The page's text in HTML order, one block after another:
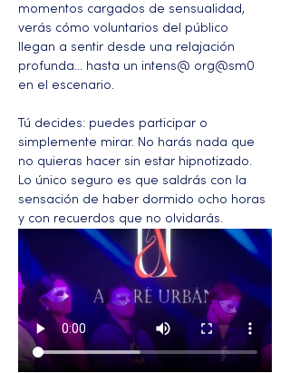
momentos cargados de sensualidad,
verás cómo voluntarios del público
llegan a sentir desde una relajación
profunda… hasta un intens@ org@sm0
en el escenario.
Tú decides: puedes participar o
simplemente mirar. No harás nada que
no quieras hacer sin estar hipnotizado.
Lo único seguro es que saldrás con la
sensación de haber dormido ocho horas
y con recuerdos que no olvidarás.